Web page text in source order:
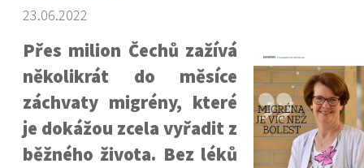
23.06.2022
Přes milion Čechů zažívá
několikrát do měsíce
záchvaty migrény, které
je dokážou zcela vyřadit z
běžného života. Bez léků